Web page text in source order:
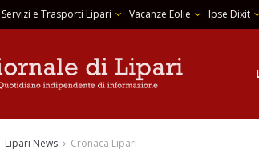
Servizi e Trasporti Lipari Vacanze Eolie Ipse Dixit
Lipari News Cronaca Lipari